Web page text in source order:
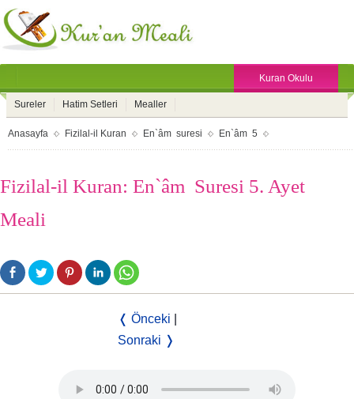
Kuran Okulu
Sureler Hatim Setleri Mealler
Anasayfa Fizilal-il Kuran En`âm suresi En`âm 5
Fizilal-il Kuran: En`âm Suresi 5. Ayet
Meali
❬ Önceki
Sonraki ❭